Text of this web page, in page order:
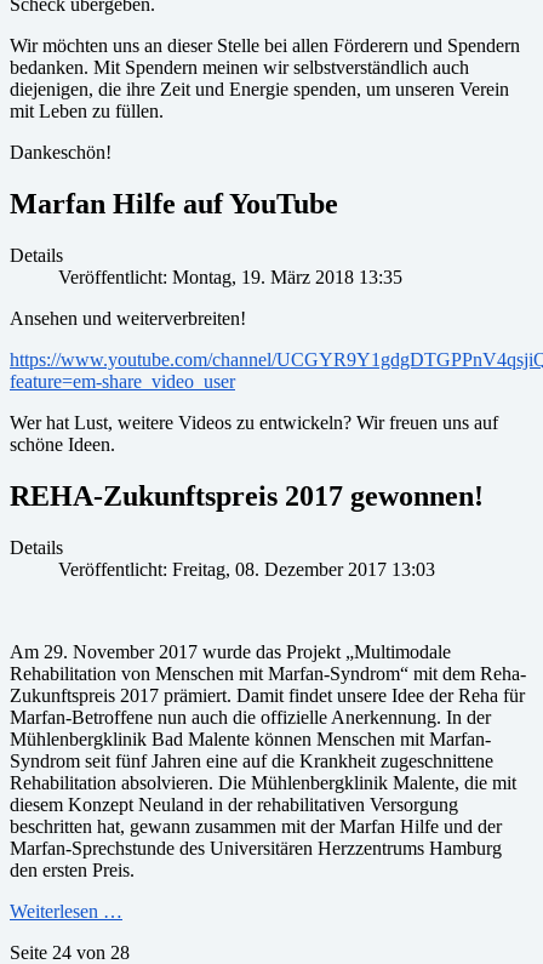
Scheck übergeben.
Wir möchten uns an dieser Stelle bei allen Förderern und Spendern
bedanken. Mit Spendern meinen wir selbstverständlich auch
diejenigen, die ihre Zeit und Energie spenden, um unseren Verein
mit Leben zu füllen.
Dankeschön!
Marfan Hilfe auf YouTube
Details
Veröffentlicht: Montag, 19. März 2018 13:35
Ansehen und weiterverbreiten!
https://www.youtube.com/channel/
feature=em-share_video_user
Wer hat Lust, weitere Videos zu entwickeln? Wir freuen uns auf
schöne Ideen.
REHA-Zukunftspreis 2017 gewonnen!
Details
Veröffentlicht: Freitag, 08. Dezember 2017 13:03
Am 29. November 2017 wurde das Projekt „Multimodale
Rehabilitation von Menschen mit Marfan-Syndrom“ mit dem Reha-
Zukunftspreis 2017 prämiert. Damit findet unsere Idee der Reha für
Marfan-Betroffene nun auch die offizielle Anerkennung. In der
Mühlenbergklinik Bad Malente können Menschen mit Marfan-
Syndrom seit fünf Jahren eine auf die Krankheit zugeschnittene
Rehabilitation absolvieren. Die Mühlenbergklinik Malente, die mit
diesem Konzept Neuland in der rehabilitativen Versorgung
beschritten hat, gewann zusammen mit der Marfan Hilfe und der
Marfan-Sprechstunde des Universitären Herzzentrums Hamburg
den ersten Preis.
Weiterlesen …
Seite 24 von 28